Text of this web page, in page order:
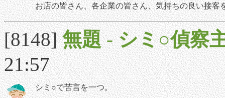
お店の皆さん、各企業の皆さん、気持ちの良い接客
[8148]無題-シミ○偵察
21:57
シミ○で苦言を一つ。